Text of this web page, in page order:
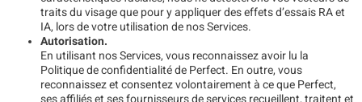
traits du visage que pour y appliquer des effets d’essais RA et
IA, lors de votre utilisation de nos Services.
Autorisation.
En utilisant nos Services, vous reconnaissez avoir lu la
Politique de confidentialité de Perfect. En outre, vous
reconnaissez et consentez volontairement à ce que Perfect,
ses affiliés et ses fournisseurs de services recueillent, traitent et